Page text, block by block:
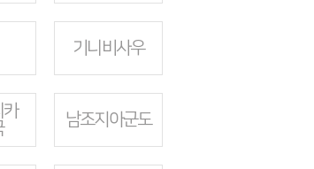
기니비사우
카
남조지아군도